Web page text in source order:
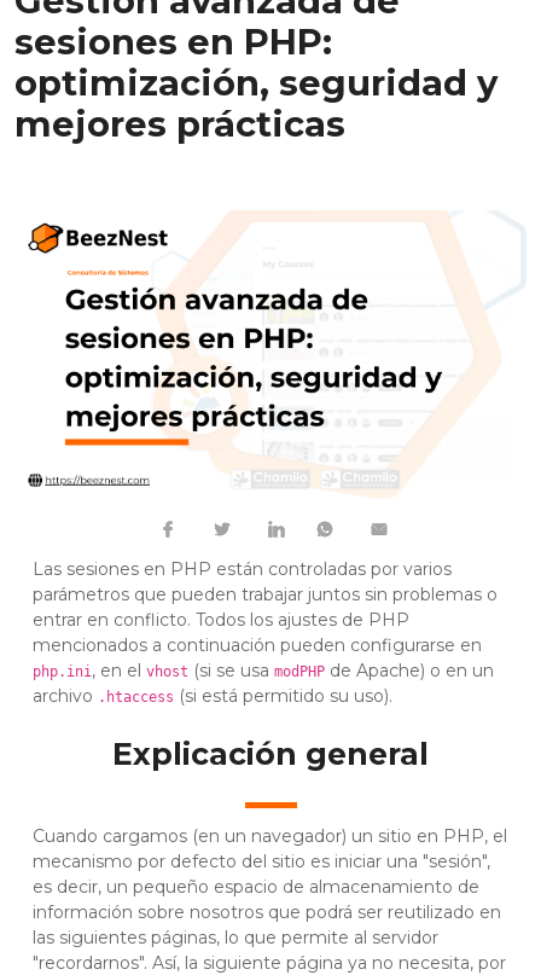
sesiones en PHP:
optimización, seguridad y
mejores prácticas
Las sesiones en PHP están controladas por varios
parámetros que pueden trabajar juntos sin problemas o
entrar en conflicto. Todos los ajustes de PHP
mencionados a continuación pueden configurarse en
php.ini , en el vhost (si se usa modPHP de Apache) o en un
archivo .htaccess (si está permitido su uso).
Explicación general
Cuando cargamos (en un navegador) un sitio en PHP, el
mecanismo por defecto del sitio es iniciar una "sesión",
es decir, un pequeño espacio de almacenamiento de
información sobre nosotros que podrá ser reutilizado en
las siguientes páginas, lo que permite al servidor
"recordarnos". Así, la siguiente página ya no necesita, por